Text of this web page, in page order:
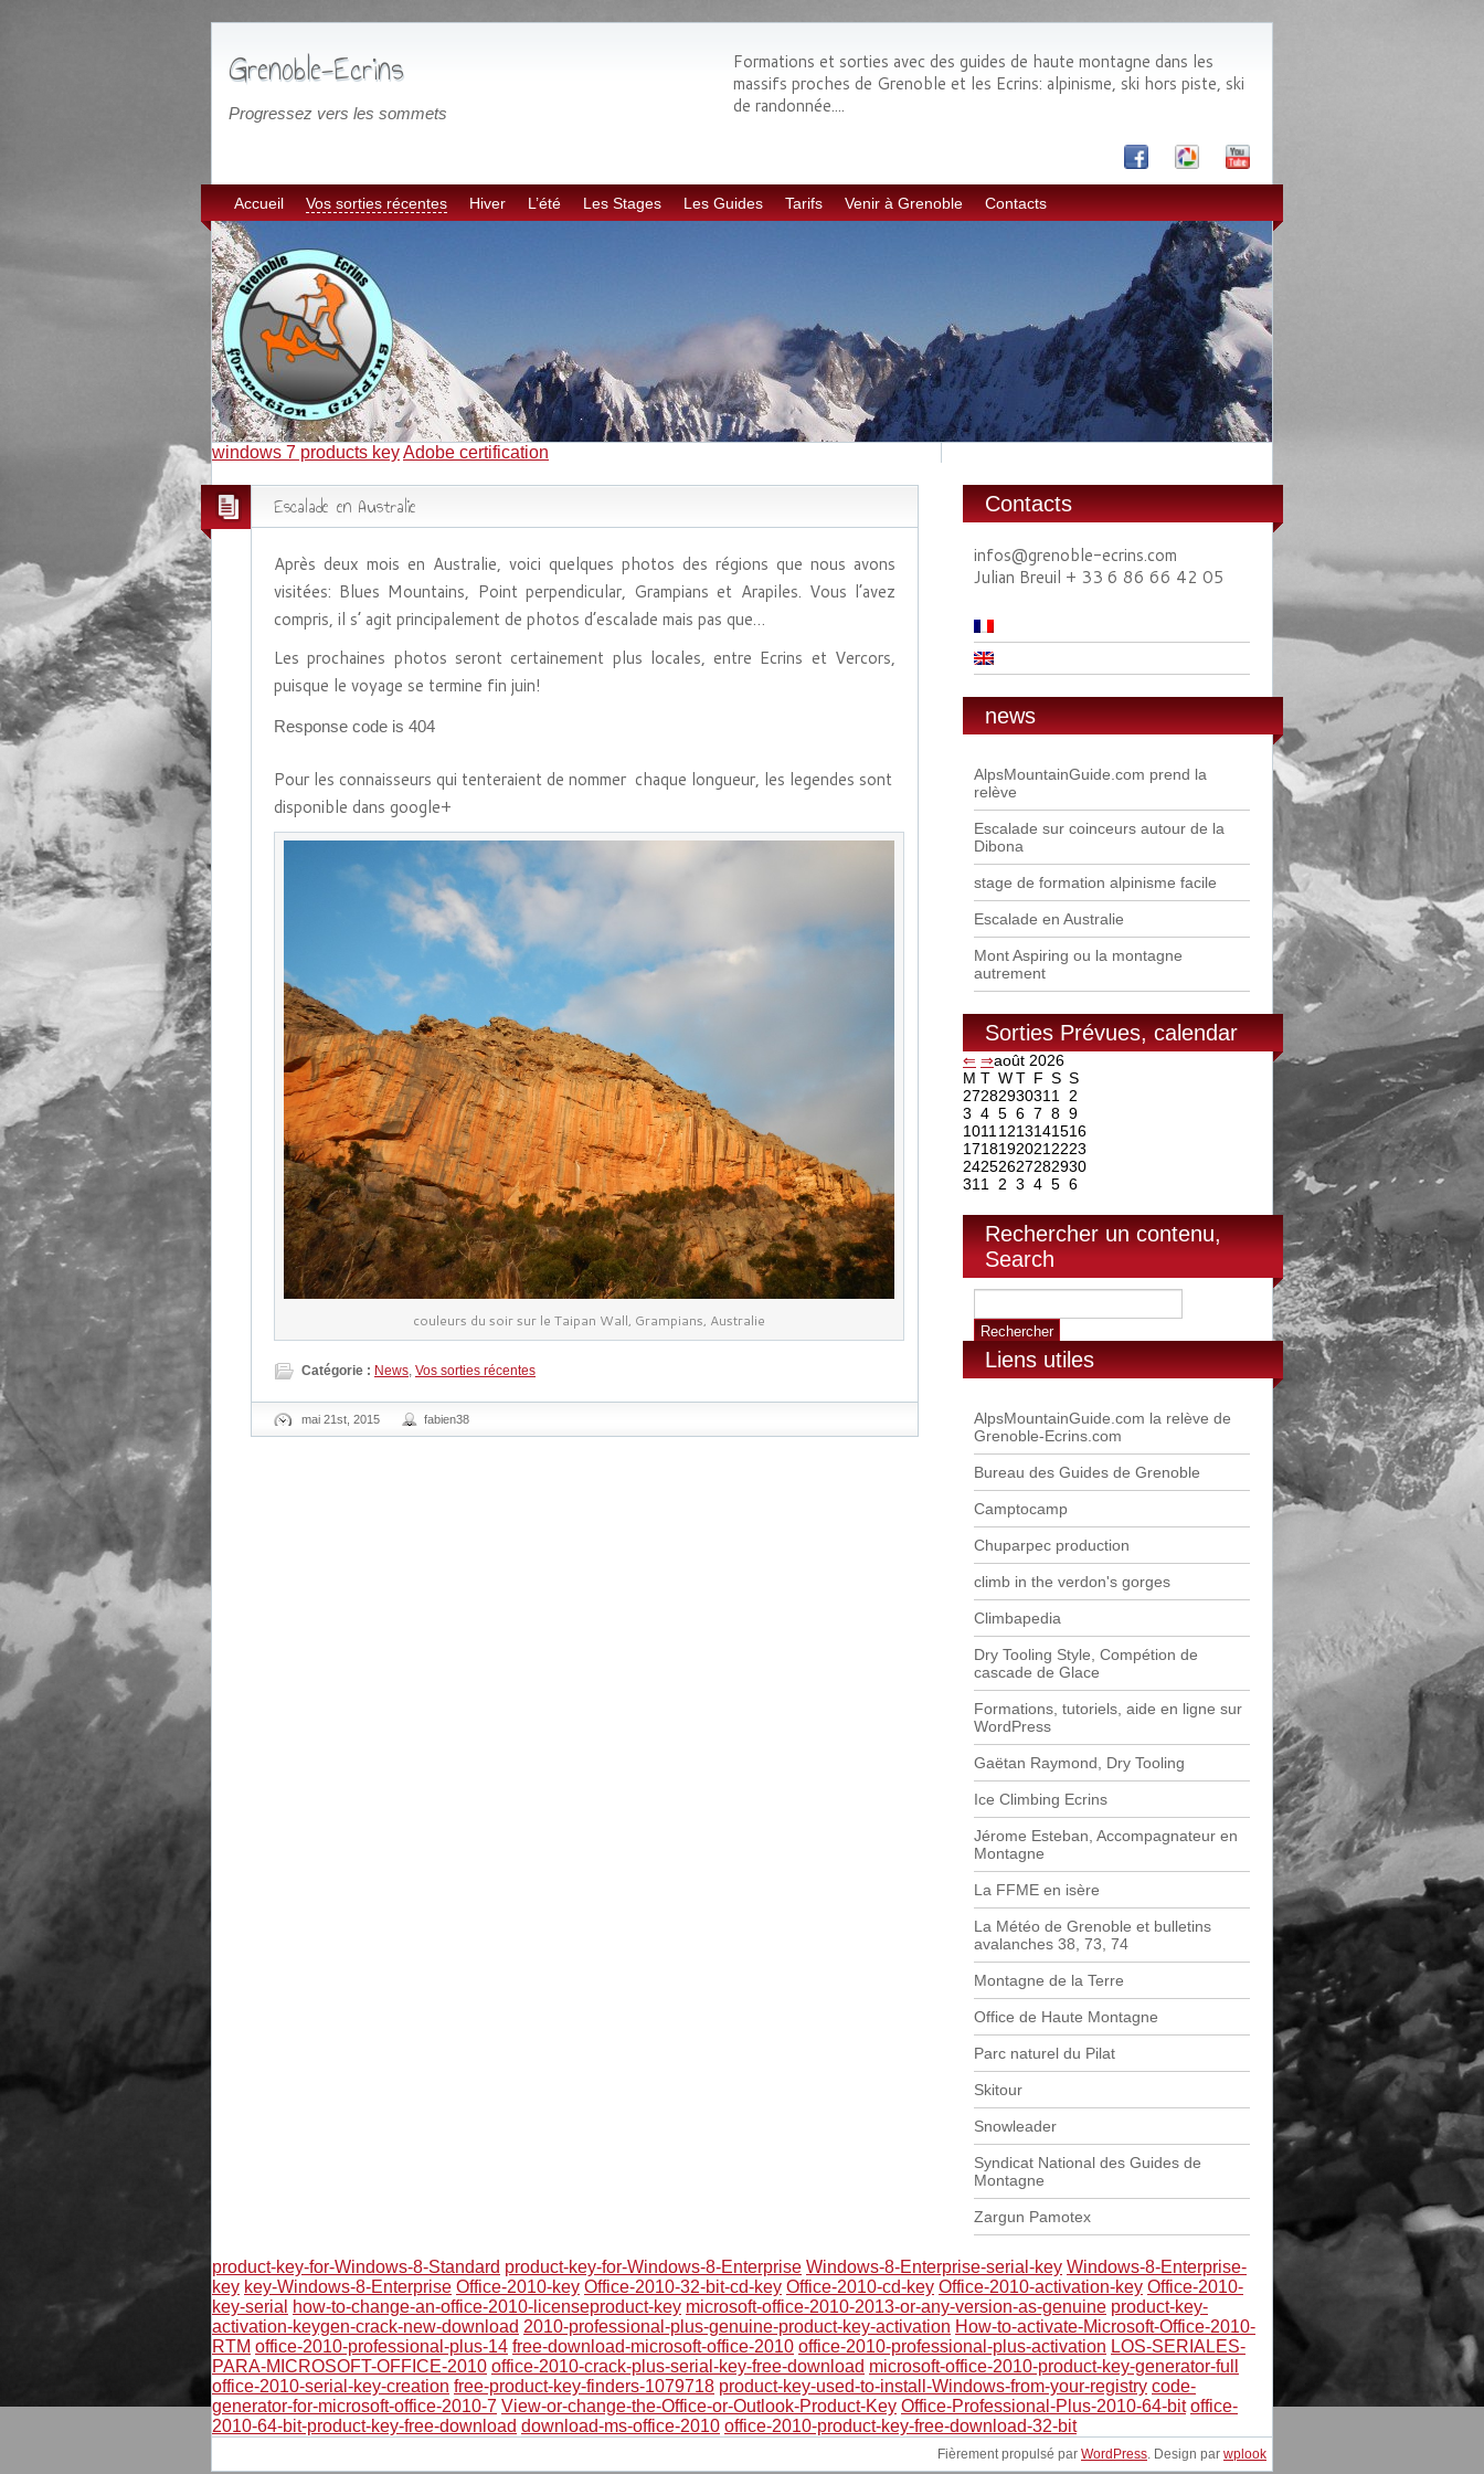
Grenoble-Ecrins
Progressez vers les sommets
Formations et sorties avec des guides de haute montagne dans les
massifs proches de Grenoble et les Ecrins: alpinisme, ski hors piste, ski
de randonnée....
Accueil Vos sorties récentes Hiver L’été Les Stages Les Guides Tarifs Venir à Grenoble Contacts
windows 7 products keyAdobe certification
Escalade en Australie
Après deux mois en Australie, voici quelques photos des régions que nous avons
visitées: Blues Mountains, Point perpendicular, Grampians et Arapiles. Vous l’avez
compris, il s’ agit principalement de photos d’escalade mais pas que…
Les prochaines photos seront certainement plus locales, entre Ecrins et Vercors,
puisque le voyage se termine fin juin!
Response code is 404
Pour les connaisseurs qui tenteraient de nommer chaque longueur, les legendes sont
disponible dans google+
couleurs du soir sur le Taipan Wall, Grampians, Australie
Catégorie : News, Vos sorties récentes
mai 21st, 2015 fabien38
Contacts
infos@grenoble-ecrins.com
Julian Breuil + 33 6 86 66 42 05
news
AlpsMountainGuide.com prend la
relève
Escalade sur coinceurs autour de la
Dibona
stage de formation alpinisme facile
Escalade en Australie
Mont Aspiring ou la montagne
autrement
Sorties Prévues, calendar
⇐ ⇒août 2026
M T WT F S S
2728293031 1
2
3 4 5 6 7 8 9
1011 1213141516
1718192021 2223
24252627282930
31 1 2 3 4 5 6
Rechercher un contenu,
Search
Liens utiles
AlpsMountainGuide.com la relève de
Grenoble-Ecrins.com
Bureau des Guides de Grenoble
Camptocamp
Chuparpec production
climb in the verdon's gorges
Climbapedia
Dry Tooling Style, Compétion de
cascade de Glace
Formations, tutoriels, aide en ligne sur
WordPress
Gaëtan Raymond, Dry Tooling
Ice Climbing Ecrins
Jérome Esteban, Accompagnateur en
Montagne
La FFME en isère
La Météo de Grenoble et bulletins
avalanches 38, 73, 74
Montagne de la Terre
Office de Haute Montagne
Parc naturel du Pilat
Skitour
Snowleader
Syndicat National des Guides de
Montagne
Zargun Pamotex
product-key-for-Windows-8-Standard product-key-for-Windows-8-Enterprise Windows-8-Enterprise-serial-key Windows-8-Enterprise-
key key-Windows-8-Enterprise Office-2010-key Office-2010-32-bit-cd-key Office-2010-cd-key Office-2010-activation-key Office-2010-
key-serial
how-to-change-an-office-2010-licenseproduct-key microsoft-office-2010-2013-or-any-version-as-genuine product-key-
activation-keygen-crack-new-download 2010-professional-plus-genuine-product-key-activation How-to-activate-Microsoft-Office-2010-
RTM office-2010-professional-plus-14 free-download-microsoft-office-2010 office-2010-professional-plus-activation LOS-SERIALES-
PARA-MICROSOFT-OFFICE-2010 office-2010-crack-plus-serial-key-free-download microsoft-office-2010-product-key-generator-full
office-2010-serial-key-creation free-product-key-finders-1079718 product-key-used-to-install-Windows-from-your-registry code-
generator-for-microsoft-office-2010-7 View-or-change-the-Office-or-Outlook-Product-Key Office-Professional-Plus-2010-64-bit office-
2010-64-bit-product-key-free-download download-ms-office-2010 office-2010-product-key-free-download-32-bit
Fièrement propulsé par WordPress. Design par wplook